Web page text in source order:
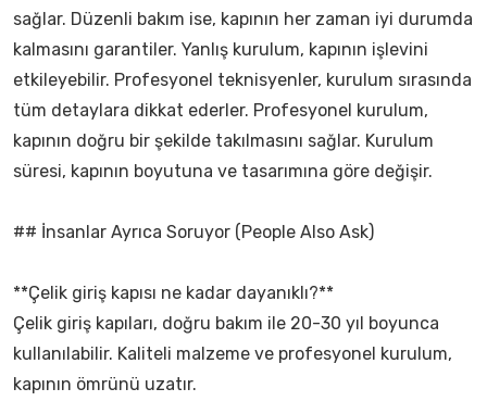
sağlar. Düzenli bakım ise, kapının her zaman iyi durumda
kalmasını garantiler. Yanlış kurulum, kapının işlevini
etkileyebilir. Profesyonel teknisyenler, kurulum sırasında
tüm detaylara dikkat ederler. Profesyonel kurulum,
kapının doğru bir şekilde takılmasını sağlar. Kurulum
süresi, kapının boyutuna ve tasarımına göre değişir.
## İnsanlar Ayrıca Soruyor (People Also Ask)
**Çelik giriş kapısı ne kadar dayanıklı?**
Çelik giriş kapıları, doğru bakım ile 20-30 yıl boyunca
kullanılabilir. Kaliteli malzeme ve profesyonel kurulum,
kapının ömrünü uzatır.